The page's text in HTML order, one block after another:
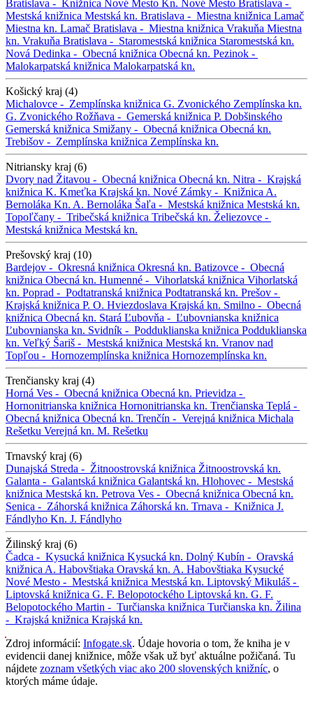
Bratislava - Knižnica Nové Mesto Kn. Nové Mesto Bratislava -
Mestská knižnica Mestská kn. Bratislava - Miestna knižnica Lamač
Miestna kn. Lamač Bratislava - Miestna knižnica Vrakuňa Miestna
kn. Vrakuňa Bratislava - Staromestská knižnica Staromestská kn.
Nová Dedinka - Obecná knižnica Obecná kn. Pezinok -
Malokarpatská knižnica Malokarpatská kn.
Košický kraj (4)
Michalovce - Zemplínska knižnica G. Zvonického Zemplínska kn.
G. Zvonického Rožňava - Gemerská knižnica P. Dobšinského
Gemerská knižnica Smižany - Obecná knižnica Obecná kn.
Trebišov - Zemplínska knižnica Zemplínska kn.
Nitriansky kraj (6)
Dvory nad Žitavou - Obecná knižnica Obecná kn. Nitra - Krajská
knižnica K. Kmeťka Krajská kn. Nové Zámky - Knižnica A.
Bernoláka Kn. A. Bernoláka Šaľa - Mestská knižnica Mestská kn.
Topoľčany - Tribečská knižnica Tribečská kn. Želiezovce -
Mestská knižnica Mestská kn.
Prešovský kraj (10)
Bardejov - Okresná knižnica Okresná kn. Batizovce - Obecná
knižnica Obecná kn. Humenné - Vihorlatská knižnica Vihorlatská
kn. Poprad - Podtatranská knižnica Podtatranská kn. Prešov -
Krajská knižnica P. O. Hviezdoslava Krajská kn. Smilno - Obecná
knižnica Obecná kn. Stará Ľubovňa - Ľubovnianska knižnica
Ľubovnianska kn. Svidník - Podduklianska knižnica Podduklianska
kn. Veľký Šariš - Mestská knižnica Mestská kn. Vranov nad
Topľou - Hornozemplínska knižnica Hornozemplínska kn.
Trenčiansky kraj (4)
Horná Ves - Obecná knižnica Obecná kn. Prievidza -
Hornonitrianska knižnica Hornonitrianska kn. Trenčianska Teplá -
Obecná knižnica Obecná kn. Trenčín - Verejná knižnica Michala
Rešetku Verejná kn. M. Rešetku
Trnavský kraj (6)
Dunajská Streda - Žitnoostrovská knižnica Žitnoostrovská kn.
Galanta - Galantská knižnica Galantská kn. Hlohovec - Mestská
knižnica Mestská kn. Petrova Ves - Obecná knižnica Obecná kn.
Senica - Záhorská knižnica Záhorská kn. Trnava - Knižnica J.
Fándlyho Kn. J. Fándlyho
Žilinský kraj (6)
Čadca - Kysucká knižnica Kysucká kn. Dolný Kubín - Oravská
knižnica A. Habovštiaka Oravská kn. A. Habovštiaka Kysucké
Nové Mesto - Mestská knižnica Mestská kn. Liptovský Mikuláš -
Liptovská knižnica G. F. Belopotockého Liptovská kn. G. F.
Belopotockého Martin - Turčianska knižnica Turčianska kn. Žilina
- Krajská knižnica Krajská kn.
Zdroj informácií: Infogate.sk. Údaje hovoria o tom, že kniha je v
evidencii danej knižnice, môže však už byť aktuálne požičaná. Tu
nájdete zoznam všetkých viac ako 200 slovenských knižníc, o
ktorých máme údaje.